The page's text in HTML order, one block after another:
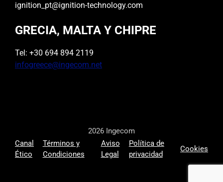
ignition_pt@ignition-technology.com
GRECIA, MALTA Y CHIPRE
Tel: +30 694 894 2119
infogreece@ingecom.net
2026 Ingecom
Canal
Ético
Términos y
Condiciones
Aviso
Legal
Política de
privacidad
Cookies